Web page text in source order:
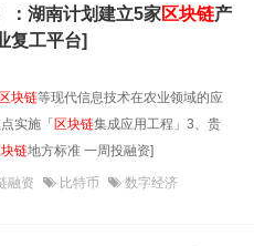
：湖南计划建立5家区块链产
复工平台]
块链等现代信息技术在农业领域的应
实施「区块链集成应用工程」3、贵
链地方标准 一周投融资]
融资 比特币 数字经济